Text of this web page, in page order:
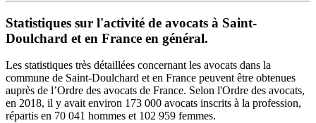
Statistiques sur l'activité de avocats à Saint-
Doulchard et en France en général.
Les statistiques très détaillées concernant les avocats dans la
commune de Saint-Doulchard et en France peuvent être obtenues
auprès de l’Ordre des avocats de France. Selon l'Ordre des avocats,
en 2018, il y avait environ 173 000 avocats inscrits à la profession,
répartis en 70 041 hommes et 102 959 femmes.